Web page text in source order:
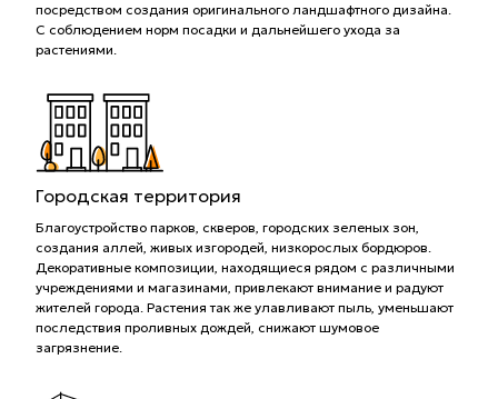
посредством создания оригинального ландшафтного дизайна.
С соблюдением норм посадки и дальнейшего ухода за
растениями.
Городская территория
Благоустройство парков, скверов, городских зеленых зон,
создания аллей, живых изгородей, низкорослых бордюров.
Декоративные композиции, находящиеся рядом с различными
учреждениями и магазинами, привлекают внимание и радуют
жителей города. Растения так же улавливают пыль, уменьшают
последствия проливных дождей, снижают шумовое
загрязнение.